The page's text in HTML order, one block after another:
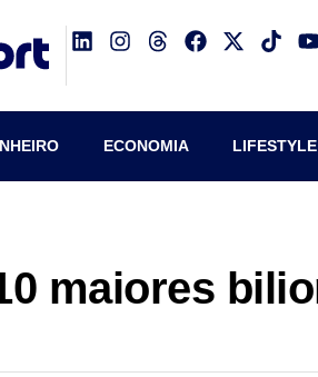
ECONOMIA LIFESTYLE
maiores